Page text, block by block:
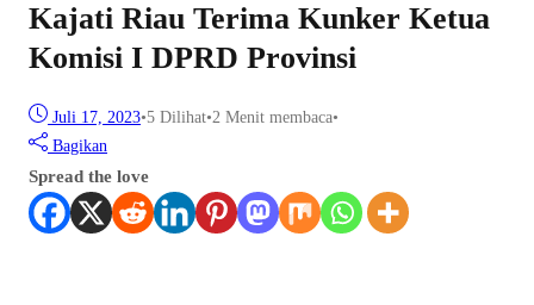
Kajati Riau Terima Kunker Ketua
Komisi I DPRD Provinsi
Juli 17, 2023•5 Dilihat•2 Menit membaca•
Bagikan
Spread the love